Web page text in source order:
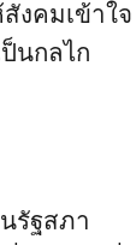
งคมเข้าใจ
นกลไก
รัฐสภา